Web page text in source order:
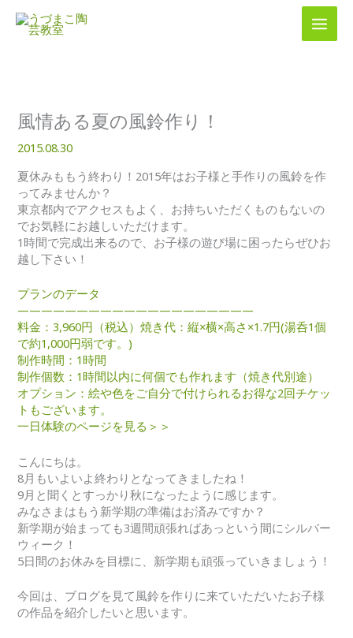
風情ある夏の風鈴作り！
2015.08.30
夏休みももう終わり！2015年はお子様と手作りの風鈴を作
ってみませんか？
東京都内でアクセスもよく、お持ちいただくものもないの
でお気軽にお越しいただけます。
1時間で完成出来るので、お子様の遊び場に困ったらぜひお
越し下さい！
プランのデータ
————————————————————
料金：3,960円（税込）焼き代：縦×横×高さ×1.7円(湯呑1個
で約1,000円弱です。)
制作時間：1時間
制作個数：1時間以内に何個でも作れます（焼き代別途）
オプション：絵や色をご自分で付けられるお得な2回チケッ
トもございます。
一日体験のページを見る＞＞
こんにちは。
8月もいよいよ終わりとなってきましたね！
9月と聞くとすっかり秋になったように感じます。
みなさまはもう新学期の準備はお済みですか？
新学期が始まっても3週間頑張ればあっという間にシルバー
ウィーク！
5日間のお休みを目標に、新学期も頑張っていきましょう！
今回は、ブログを見て風鈴を作りに来ていただいたお子様
の作品を紹介したいと思います。